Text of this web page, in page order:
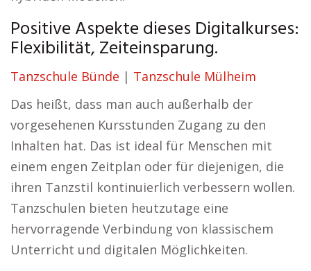
Positive Aspekte dieses Digitalkurses:
Flexibilität, Zeiteinsparung.
Tanzschule Bünde | Tanzschule Mülheim
Das heißt, dass man auch außerhalb der
vorgesehenen Kursstunden Zugang zu den
Inhalten hat. Das ist ideal für Menschen mit
einem engen Zeitplan oder für diejenigen, die
ihren Tanzstil kontinuierlich verbessern wollen.
Tanzschulen bieten heutzutage eine
hervorragende Verbindung von klassischem
Unterricht und digitalen Möglichkeiten.